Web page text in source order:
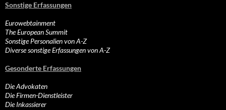
Sonstige Erfassungen
Eurowebtainment
The European Summit
Sonstige Personalien von A-Z
Diverse sonstige Erfassungen von A-Z
Gesonderte Erfassungen
Die Advokaten
Die Firmen-Dienstleister
Die Inkassierer